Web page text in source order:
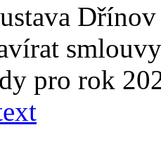
pro rok